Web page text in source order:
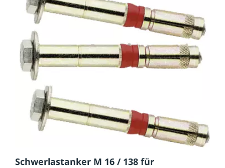
Schwerlastanker M 16 / 138 für